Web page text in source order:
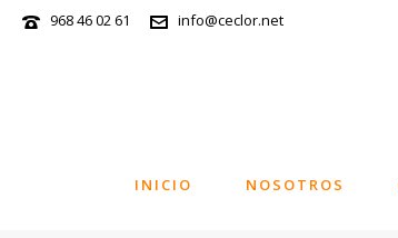
968 46 02 61 info@ceclor.net
INICIO NOSOTROS